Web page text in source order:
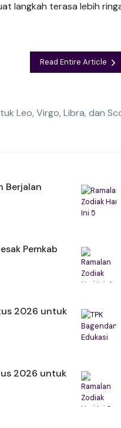
langkah terasa lebih
Read Entire Article
Leo, Virgo, Libra, dan
Berjalan
Pemkab
2026 untuk
2026 untuk